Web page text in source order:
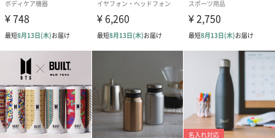
■エクリアスポーツ 2WAY トレーニングバンド エクスト
1つのバンドで2つの異なる強度でトレーニングが出来るエクリア
スポーツ“トレーニングバンド”です。
ハードに腕も足もトレーニングできるエクストラストロングタイ